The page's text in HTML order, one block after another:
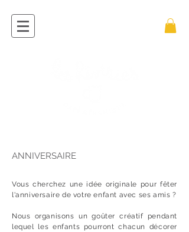
ANNIVERSAIRE
Vous cherchez une idée originale pour fêter
l'anniversaire de votre enfant avec ses amis ?
Nous organisons un goûter créatif pendant
lequel les enfants pourront chacun décorer